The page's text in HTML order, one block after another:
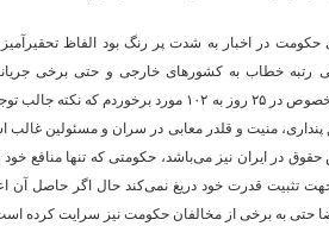
در اخبار به شدت پر رنگ بود الفاظ
خطاب به کشورهای خارجی و حتی برخی
جمهوری اسلامی بوده است که در این خصوص در ۲۵ روز به ۱۰۲ مورد
منیت و قلدر معابی در سران و مسئولین غالب
در ایران نیز می‌باشد، حکومتی که تنها منافع خود
تثبیت قدرت خود دریغ نمی‌کند حال اگر حاصل آن
حتی به برخی از مخالفان حکومت نیز سرایت کرده